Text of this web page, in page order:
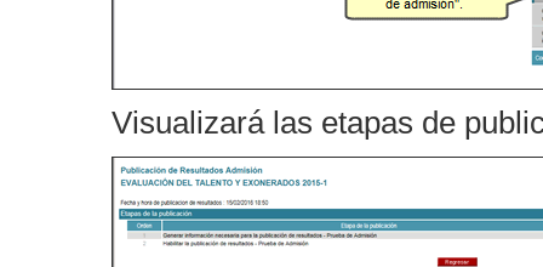
Visualizará las etapas de